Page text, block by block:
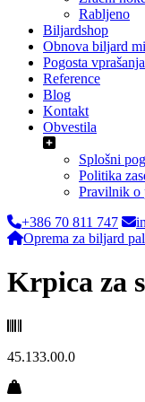
Rabljeno
Biljardshop
Obnova biljard
Pogosta vprašanja
Reference
Blog
Kontakt
Obvestila
Splošni
Politika
Pravilnik o
+386 70 811 747
Oprema za biljard
Krpica za
45.133.00.0